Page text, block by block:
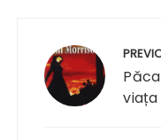
articole
viața